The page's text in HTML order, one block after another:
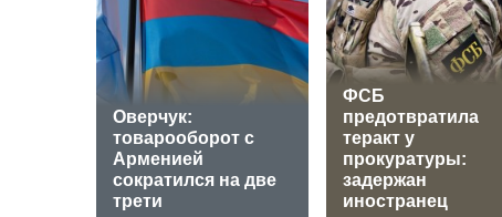
Оверчук:
товарооборот с
Арменией
сократился на две
трети
ФСБ
предотвратила
теракт у
прокуратуры:
задержан
иностранец